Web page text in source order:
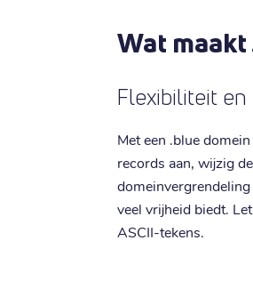
Wat
Flexibiliteit
Met een .blue
records aan, wijzig
veel vrijheid biedt.
ASCII-tekens.